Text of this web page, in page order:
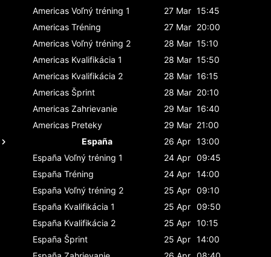
Americas Voľný tréning 1 27 Mar 15:45
Americas Tréning 27 Mar 20:00
Americas Voľný tréning 2 28 Mar 15:10
Americas Kvalifikácia 1 28 Mar 15:50
Americas Kvalifikácia 2 28 Mar 16:15
Americas Šprint 28 Mar 20:10
Americas Zahrievanie 29 Mar 16:40
Americas Preteky 29 Mar 21:00
España
26 Apr 13:00
España Voľný tréning 1 24 Apr 09:45
España Tréning 24 Apr 14:00
España Voľný tréning 2 25 Apr 09:10
España Kvalifikácia 1 25 Apr 09:50
España Kvalifikácia 2 25 Apr 10:15
España Šprint 25 Apr 14:00